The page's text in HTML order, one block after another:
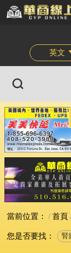
英文
當前位置： 首頁
您是否要找： 腎